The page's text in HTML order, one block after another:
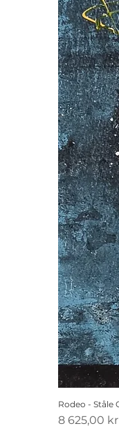
Rodeo - Ståle
Pris
8 625,00 kr